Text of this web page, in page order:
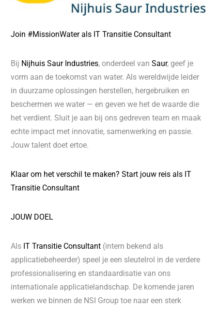
Join #MissionWater als IT Transitie Consultant
Bij Nijhuis Saur Industries, onderdeel vanSaur, geef je
vorm aan de toekomst van water. Als wereldwijde leider
in duurzame oplossingen herstellen, hergebruiken en
beschermen we water — en geven we het de waarde die
het verdient. Sluit je aan bij ons gedreven team en maak
echte impact met innovatie, samenwerking en passie.
Jouw talent doet ertoe.
Klaar om het verschil te maken? Start jouw reis als IT
Transitie Consultant
JOUW DOEL
Als IT Transitie Consultant (intern bekend als
applicatiebeheerder) speel je een sleutelrol in de verdere
professionalisering en standaardisatie van ons
internationale applicatielandschap. De komende jaren
werken we binnen de NSI Group toe naar een sterk